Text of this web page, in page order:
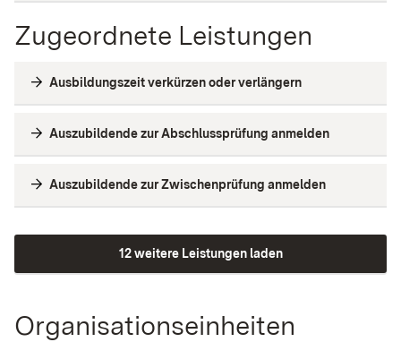
Zugeordnete Leistungen
Ausbildungszeit verkürzen oder verlängern
Auszubildende zur Abschlussprüfung anmelden
Auszubildende zur Zwischenprüfung anmelden
12 weitere Leistungen laden
Organisationseinheiten